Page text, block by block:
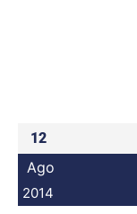
12
Ago
2014